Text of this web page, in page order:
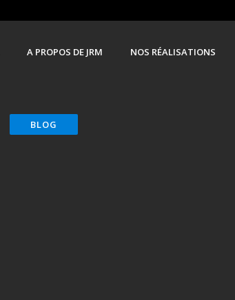
A PROPOS DE JRM NOS RÉALISATIONS